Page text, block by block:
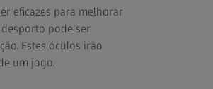
eficazes para melhorar
pode ser
Estes óculos irão
um jogo.